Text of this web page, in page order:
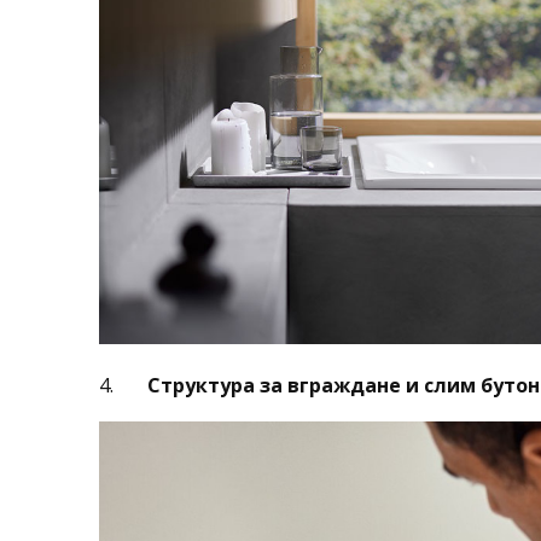
4. Структура за вграждане и слим